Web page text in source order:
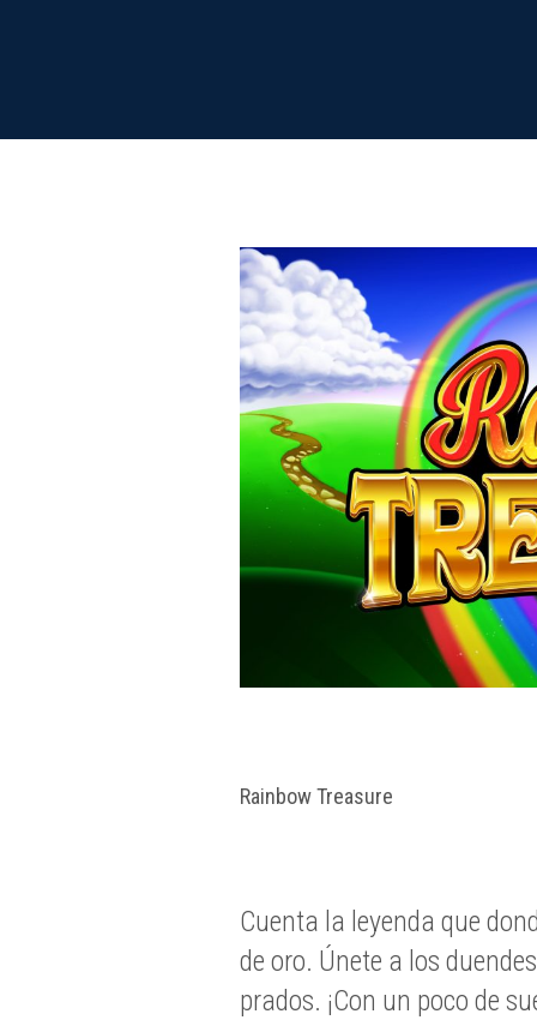
Rainbow Treasure
Cuenta la leyenda que
de oro. Únete a los
prados. ¡Con un poco de